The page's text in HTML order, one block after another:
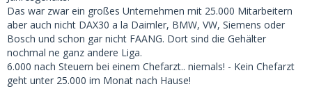
Besonders der letzte Punkt klingt für mich wirklich seltsam.
Ich weiß nicht einmal, welche Berufe in Deutschland zu
einem verfügbaren Einkommen von über 4.000 führen
würden (man muss auch für zusätzliche Kosten aufkommen,
über das Taschengeld hinaus). Das Gehalt eines erfahrenen
Chefarztes beträgt etwa 6.000 pro Monat nach Steuern.
Das war zwar ein großes Unternehmen mit 25.000 Mitarbeitern
aber auch nicht DAX30 a la Daimler, BMW, VW, Siemens oder
Bosch und schon gar nicht FAANG. Dort sind die Gehälter
nochmal ne ganz andere Liga.
6.000 nach Steuern bei einem Chefarzt.. niemals! - Kein Chefarzt
geht unter 25.000 im Monat nach Hause!